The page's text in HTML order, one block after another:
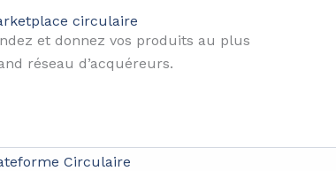
circulaire
et donnez vos produits au plus
réseau d’acquéreurs.
Circulaire
potentiel pour l’économie circulaire en
et encourager des modes de production plus